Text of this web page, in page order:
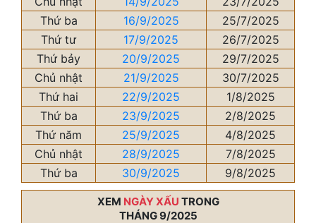
Thứ ba
16/9/2025
25/7/2025
Thứ tư
17/9/2025
26/7/2025
Thứ bảy
20/9/2025
29/7/2025
Chủ nhật
21/9/2025
30/7/2025
Thứ hai
22/9/2025
1/8/2025
Thứ ba
23/9/2025
2/8/2025
Thứ năm
25/9/2025
4/8/2025
Chủ nhật
28/9/2025
7/8/2025
Thứ ba
30/9/2025 9/8/2025
XEM NGÀY XẤU TRONG
THÁNG 9/2025